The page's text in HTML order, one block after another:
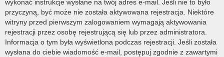
wykonać instrukcje wysłane na twój adres e-mail. Jeśli nie to było
przyczyną, być może nie została aktywowana rejestracja. Niektóre
witryny przed pierwszym zalogowaniem wymagają aktywowania
rejestracji przez osobę rejestrującą się lub przez administratora.
Informacja o tym była wyświetlona podczas rejestracji. Jeśli została
wysłana do ciebie wiadomość e-mail, postępuj zgodnie z zawartymi